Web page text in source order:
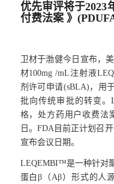
优先审评将于2023
付费法案 》
卫材于渤健今日宣布，
材100mg /mL注射液
剂许可申请(sBLA)，用
批向传统审批的转变
格，处方药用户收费法
日。FDA目前正计划召
宣布会议日期。
LEQEMBI™是一种针对
蛋白β（Aβ）形式的人